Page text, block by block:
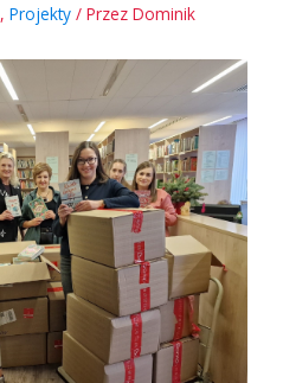
, Projekty / Przez Dominik